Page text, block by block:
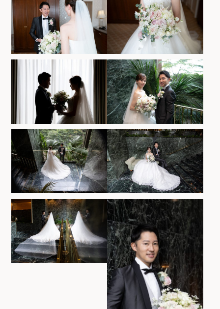
〒112-8680 東京都文京区関口2-10-8
ホテルサイト
運営会社情報 プライバシーポリシー